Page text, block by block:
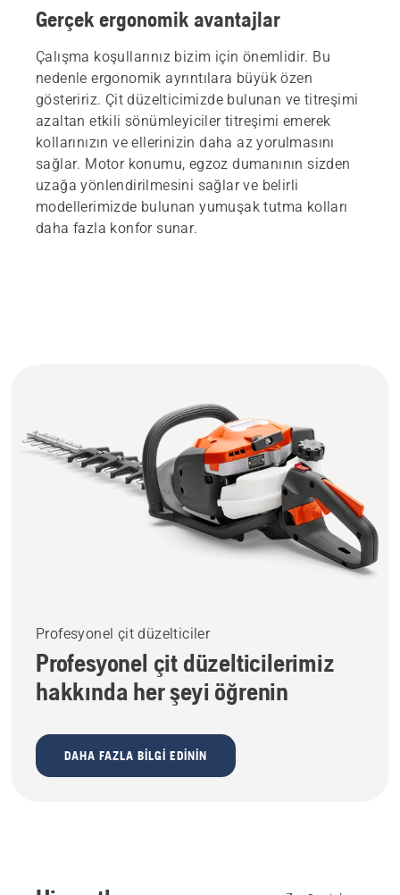
Gerçek ergonomik avantajlar
Çalışma koşullarınız bizim için önemlidir. Bu
nedenle ergonomik ayrıntılara büyük özen
gösteririz. Çit düzelticimizde bulunan ve titreşimi
azaltan etkili sönümleyiciler titreşimi emerek
kollarınızın ve ellerinizin daha az yorulmasını
sağlar. Motor konumu, egzoz dumanının sizden
uzağa yönlendirilmesini sağlar ve belirli
modellerimizde bulunan yumuşak tutma kolları
daha fazla konfor sunar.
Profesyonel çit düzelticiler
Profesyonel çit düzelticilerimiz
hakkında her şeyi öğrenin
DAHA FAZLA BILGI EDININ